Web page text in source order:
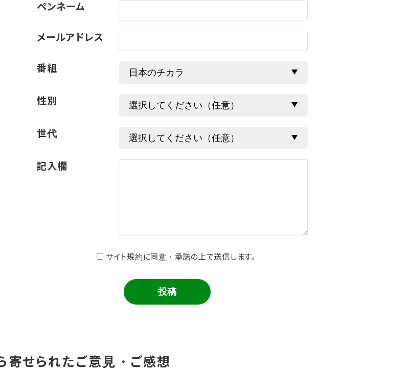
ペンネーム
メールアドレス
番組
性別
世代
記入欄
サイト規約に同意・承諾の上で送信します。
寄せられたご意見・ご感想